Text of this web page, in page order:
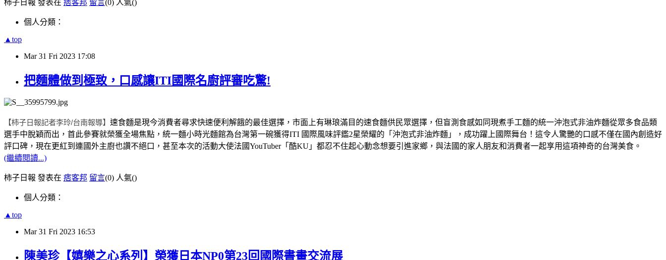
柿子日報 發表在 痞客邦 留言(0) 人氣()
個人分類：
▲top
Mar 31 Fri 2023 17:08
把麵體做到極致，口感讓ITI國際名廚評審吃驚!
【柿子日報記者李玲/台南報導】 速食麵是現今消費者尋求快速便利解餓的最佳選擇，市面上有琳琅滿目的速食麵供民眾選擇，但盲測食感如同現煮手工麵的統一沖泡式非油炸麵從眾多食品類
選手中脫穎而出，首此參賽就榮獲全場焦點，統一麵小時光麵館為台灣第一碗獲得ITI 國際風味評鑑2星榮耀的「沖泡式非油炸麵」，成功躍上國際舞台！這令人驚艷的口感不僅在國內創造好
評口碑，現在更紅到連國外主廚也讚不絕口，甚至本次的活動大使法國YouTuber「酷KU 」都忍不住起心動念想要引進家鄉，與法國的家人朋友和消費者一起享用這項神奇的台灣美食。
(繼續閱讀...)
柿子日報 發表在 痞客邦 留言(0) 人氣()
個人分類：
▲top
Mar 31 Fri 2023 16:53
陳美珍【嬉樂之心系列】榮獲日本NP0第23回國際書畫交流展